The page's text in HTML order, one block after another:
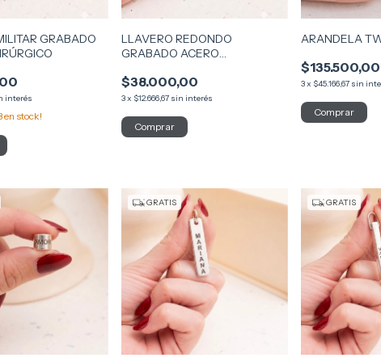
GRABADO
interés
en stock!
LLAVERO REDONDO
GRABADO ACERO
$38.000,00
3x $12.666,67 sin interés
ARANDELA
$135.500,00
3x $45.166,67 sin
GRATIS GRATIS